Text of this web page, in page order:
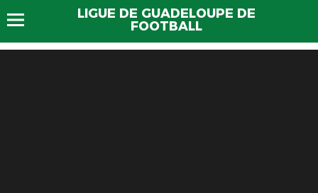
LIGUE DE GUADELOUPE DE
FOOTBALL